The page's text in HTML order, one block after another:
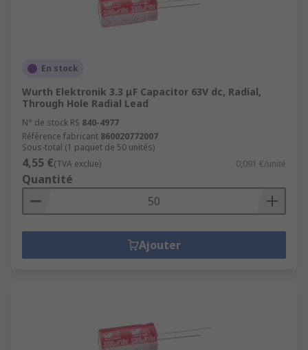
En stock
Wurth Elektronik 3.3 μF Capacitor 63V dc, Radial,
Through Hole Radial Lead
N° de stock RS 840-4977
Référence fabricant 860020772007
Sous-total (1 paquet de 50 unités)
4,55 €(TVA exclue) 0,091 €/unité
Quantité
Ajouter